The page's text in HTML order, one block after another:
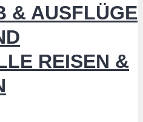
& AUSFLÜGE
REISEN &